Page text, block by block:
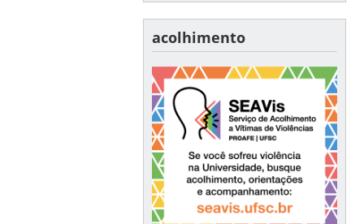
acolhimento